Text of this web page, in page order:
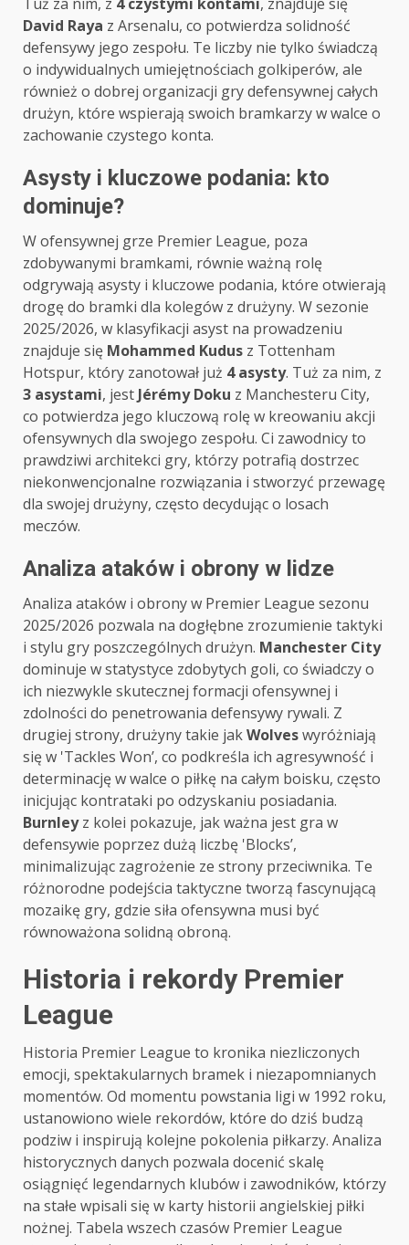
David Raya z Arsenalu, co potwierdza solidność
defensywy jego zespołu. Te liczby nie tylko świadczą
o indywidualnych umiejętnościach golkiperów, ale
również o dobrej organizacji gry defensywnej całych
drużyn, które wspierają swoich bramkarzy w walce o
zachowanie czystego konta.
Asysty i kluczowe podania: kto
dominuje?
W ofensywnej grze Premier League, poza
zdobywanymi bramkami, równie ważną rolę
odgrywają asysty i kluczowe podania, które otwierają
drogę do bramki dla kolegów z drużyny. W sezonie
2025/2026, w klasyfikacji asyst na prowadzeniu
znajduje się Mohammed Kudus z Tottenham
Hotspur, który zanotował już 4 asysty. Tuż za nim, z
3 asystami, jest Jérémy Doku z Manchesteru City,
co potwierdza jego kluczową rolę w kreowaniu akcji
ofensywnych dla swojego zespołu. Ci zawodnicy to
prawdziwi architekci gry, którzy potrafią dostrzec
niekonwencjonalne rozwiązania i stworzyć przewagę
dla swojej drużyny, często decydując o losach
meczów.
Analiza ataków i obrony w lidze
Analiza ataków i obrony w Premier League sezonu
2025/2026 pozwala na dogłębne zrozumienie taktyki
i stylu gry poszczególnych drużyn. Manchester City
dominuje w statystyce zdobytych goli, co świadczy o
ich niezwykle skutecznej formacji ofensywnej i
zdolności do penetrowania defensywy rywali. Z
drugiej strony, drużyny takie jakWolveswyróżniają
się w 'Tackles Won’, co podkreśla ich agresywność i
determinację w walce o piłkę na całym boisku, często
inicjując kontrataki po odzyskaniu posiadania.
Burnleyz kolei pokazuje, jak ważna jest gra w
defensywie poprzez dużą liczbę 'Blocks’,
minimalizując zagrożenie ze strony przeciwnika. Te
różnorodne podejścia taktyczne tworzą fascynującą
mozaikę gry, gdzie siła ofensywna musi być
równoważona solidną obroną.
Historia i rekordy Premier
League
Historia Premier League to kronika niezliczonych
emocji, spektakularnych bramek i niezapomnianych
momentów. Od momentu powstania ligi w 1992 roku,
ustanowiono wiele rekordów, które do dziś budzą
podziw i inspirują kolejne pokolenia piłkarzy. Analiza
historycznych danych pozwala docenić skalę
osiągnięć legendarnych klubów i zawodników, którzy
na stałe wpisali się w karty historii angielskiej piłki
nożnej. Tabela wszech czasów Premier League